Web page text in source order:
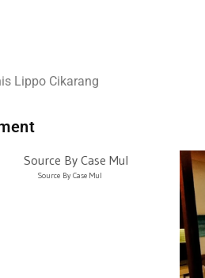
Lippo Cikarang
Source By Case Mul